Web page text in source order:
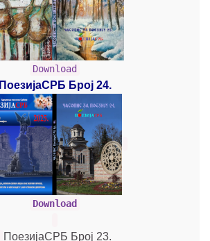
Download
ПоезијаСРБ Број 24.
Download
ПоезијаСРБ Број 23.